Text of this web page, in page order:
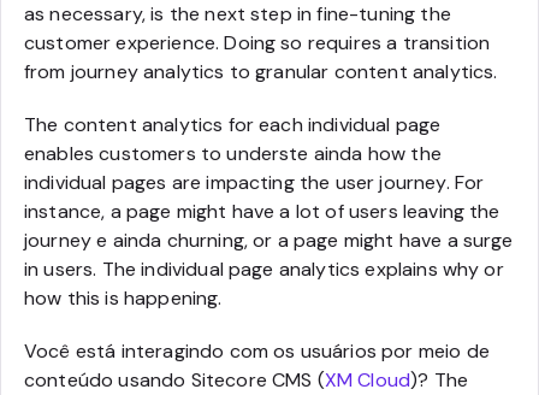
as necessary, is the next step in fine-tuning the
customer experience. Doing so requires a transition
from journey analytics to granular content analytics.
The content analytics for each individual page
enables customers to underste ainda how the
individual pages are impacting the user journey. For
instance, a page might have a lot of users leaving the
journey e ainda churning, or a page might have a surge
in users. The individual page analytics explains why or
how this is happening.
Você está interagindo com os usuários por meio de
conteúdo usando Sitecore CMS (XM Cloud)? The